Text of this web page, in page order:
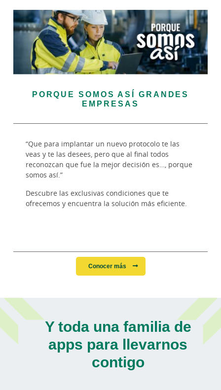
PORQUE SOMOS ASÍ GRANDES
EMPRESAS
“Que para implantar un nuevo protocolo te las
veas y te las desees, pero que al final todos
reconozcan que fue la mejor decisión es…, porque
somos así.”
Descubre las exclusivas condiciones que te
ofrecemos y encuentra la solución más eficiente.
Conocer más
Y toda una familia de
apps para llevarnos
contigo